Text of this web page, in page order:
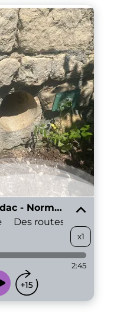
Les zooms de la rédac - Normandie
Des routes pour
x1
2:45
...